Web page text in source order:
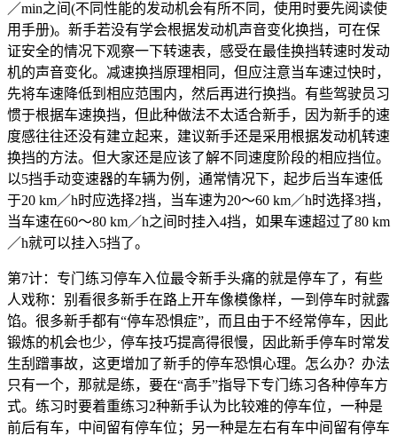
／min之间(不同性能的发动机会有所不同，使用时要先阅读使
用手册)。新手若没有学会根据发动机声音变化换挡，可在保
证安全的情况下观察一下转速表，感受在最佳换挡转速时发动
机的声音变化。减速换挡原理相同，但应注意当车速过快时，
先将车速降低到相应范围内，然后再进行换挡。有些驾驶员习
惯于根据车速换挡，但此种做法不太适合新手，因为新手的速
度感往往还没有建立起来，建议新手还是采用根据发动机转速
换挡的方法。但大家还是应该了解不同速度阶段的相应挡位。
以5挡手动变速器的车辆为例，通常情况下，起步后当车速低
于20 km／h时应选择2挡，当车速为20～60 km／h时选择3挡，
当车速在60～80 km／h之间时挂入4挡，如果车速超过了80 km
／h就可以挂入5挡了。
第7计：专门练习停车入位最令新手头痛的就是停车了，有些
人戏称：别看很多新手在路上开车像模像样，一到停车时就露
馅。很多新手都有“停车恐惧症”，而且由于不经常停车，因此
锻炼的机会也少，停车技巧提高得很慢，因此新手停车时常发
生刮蹭事故，这更增加了新手的停车恐惧心理。怎么办？办法
只有一个，那就是练，要在“高手”指导下专门练习各种停车方
式。练习时要着重练习2种新手认为比较难的停车位，一种是
前后有车，中间留有停车位；另一种是左右有车中间留有停车